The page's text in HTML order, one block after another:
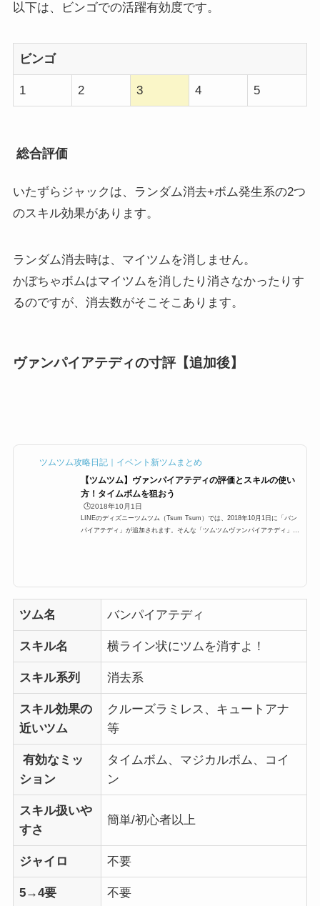
以下は、ビンゴでの活躍有効度です。
ビンゴ
1 2 3 4 5
総合評価
いたずらジャックは、ランダム消去+ボム発生系の2つ
のスキル効果があります。
ランダム消去時は、マイツムを消しません。
かぼちゃボムはマイツムを消したり消さなかったりす
るのですが、消去数がそこそこあります。
ヴァンパイアテディの寸評【追加後】
ツムツム攻略日記｜イベント新ツムまとめ
【ツムツム】ヴァンパイアテディの評価とスキルの使い
方！タイムボムを狙おう
🕒️2018年10月1日
LINEのディズニーツムツム（Tsum Tsum）では、2018年10月1日に「バン
パイアテディ」が追加されます。そんな「ツムツムヴァンパイアテディ」
ツム名 バンパイアテディ
スキル名 横ライン状にツムを消すよ！
スキル系列 消去系
スキル効果の
近いツム
クルーズラミレス、キュートアナ
等
有効なミッ
ション
タイムボム、マジカルボム、コイ
ン
スキル扱いや
すさ
簡単/初心者以上
ジャイロ 不要
5→4要 不要